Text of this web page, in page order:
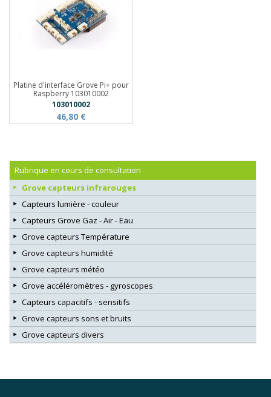
Platine d'interface Grove Pi+ pour
Raspberry 103010002
103010002
46,80 €
Rubrique en cours de consultation
Grove capteurs infrarouges
Capteurs lumière - couleur
Capteurs Grove Gaz - Air - Eau
Grove capteurs Température
Grove capteurs humidité
Grove capteurs météo
Grove accéléromètres - gyroscopes
Capteurs capacitifs - sensitifs
Grove capteurs sons et bruits
Grove capteurs divers